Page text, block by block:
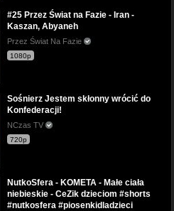
#25 Przez Świat na Fazie - Iran -
Kaszan, Abyaneh
Przez Świat Na Fazie
1080p
Sośnierz Jestem skłonny wrócić do
Konfederacji!
NCzas TV
720p
NutkoSfera - KOMETA - Małe ciała
niebieskie - CeZik dzieciom #shorts
#nutkosfera #piosenkidladzieci